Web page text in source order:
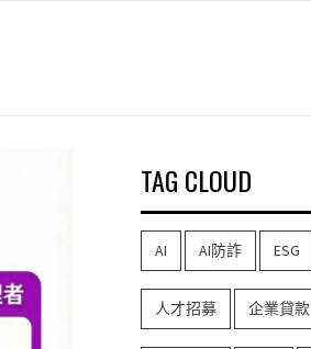
TAG CLOUD
AI AI防詐 ESG
人才招募 企業貸款